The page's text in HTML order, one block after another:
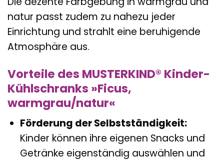
natur passt zudem zu nahezu jeder
Einrichtung und strahlt eine beruhigende
Atmosphäre aus.
Vorteile des MUSTERKIND® Kinder-
Kühlschranks »Ficus,
warmgrau/natur«
Förderung der Selbstständigkeit:
Kinder können ihre eigenen Snacks und
Getränke eigenständig auswählen und